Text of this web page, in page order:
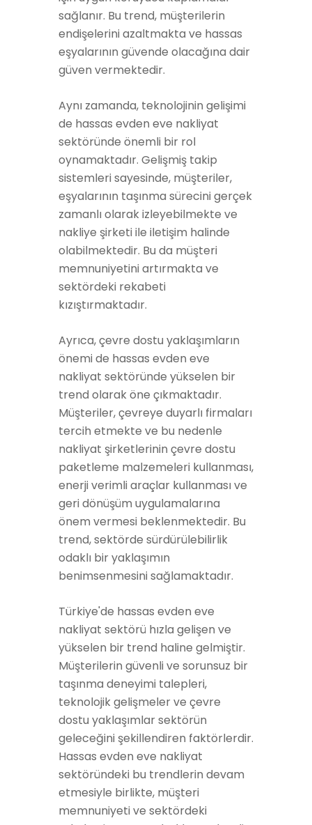
sağlanır. Bu trend, müşterilerin
endişelerini azaltmakta ve hassas
eşyalarının güvende olacağına dair
güven vermektedir.
Aynı zamanda, teknolojinin gelişimi
de hassas evden eve nakliyat
sektöründe önemli bir rol
oynamaktadır. Gelişmiş takip
sistemleri sayesinde, müşteriler,
eşyalarının taşınma sürecini gerçek
zamanlı olarak izleyebilmekte ve
nakliye şirketi ile iletişim halinde
olabilmektedir. Bu da müşteri
memnuniyetini artırmakta ve
sektördeki rekabeti
kızıştırmaktadır.
Ayrıca, çevre dostu yaklaşımların
önemi de hassas evden eve
nakliyat sektöründe yükselen bir
trend olarak öne çıkmaktadır.
Müşteriler, çevreye duyarlı firmaları
tercih etmekte ve bu nedenle
nakliyat şirketlerinin çevre dostu
paketleme malzemeleri kullanması,
enerji verimli araçlar kullanması ve
geri dönüşüm uygulamalarına
önem vermesi beklenmektedir. Bu
trend, sektörde sürdürülebilirlik
odaklı bir yaklaşımın
benimsenmesini sağlamaktadır.
Türkiye'de hassas evden eve
nakliyat sektörü hızla gelişen ve
yükselen bir trend haline gelmiştir.
Müşterilerin güvenli ve sorunsuz bir
taşınma deneyimi talepleri,
teknolojik gelişmeler ve çevre
dostu yaklaşımlar sektörün
geleceğini şekillendiren faktörlerdir.
Hassas evden eve nakliyat
sektöründeki bu trendlerin devam
etmesiyle birlikte, müşteri
memnuniyeti ve sektördeki